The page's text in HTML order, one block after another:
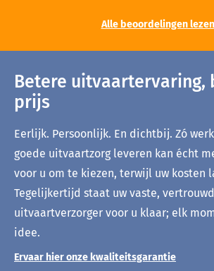
Alle beoordelingen lezen
Betere uitvaartervaring,
prijs
Eerlijk. Persoonlijk. En dichtbij. Zó
goede uitvaartzorg leveren kan écht
voor u om te kiezen, terwijl uw kosten
Tegelijkertijd staat uw vaste,
uitvaartverzorger voor u klaar; elk
idee.
Ervaar hier onze kwaliteitsgarantie